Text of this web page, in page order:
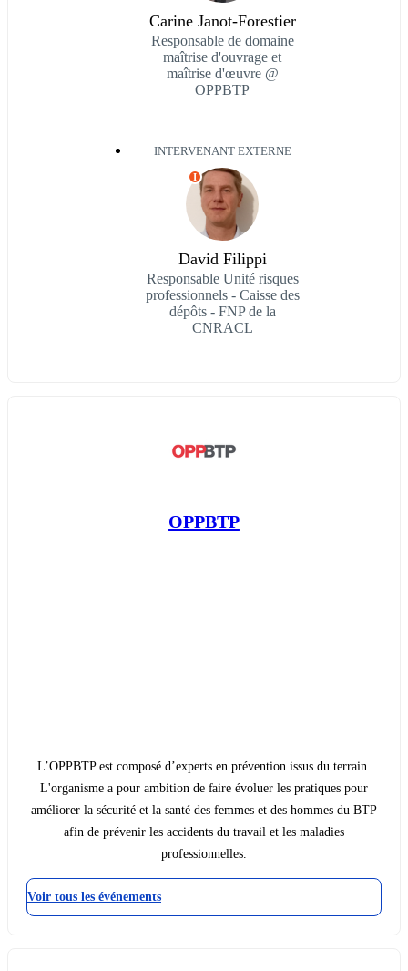
Carine Janot-Forestier
Responsable de domaine
maîtrise d'ouvrage et
maîtrise d'œuvre @
OPPBTP
INTERVENANT EXTERNE
I
David Filippi
Responsable Unité risques
professionnels - Caisse des
dépôts - FNP de la
CNRACL
OPPBTP
L’OPPBTP est composé d’experts en prévention issus du terrain.
L'organisme a pour ambition de faire évoluer les pratiques pour
améliorer la sécurité et la santé des femmes et des hommes du BTP
afin de prévenir les accidents du travail et les maladies
professionnelles.
Voir tous les événements